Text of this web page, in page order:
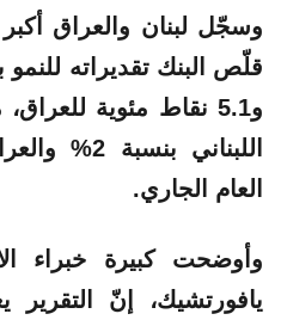
وسجّل لبنان والعراق
و5.1 نقاط مئوية
العام الجاري.
وأوضحت كبيرة خبراء
يافورتشيك، إنّ